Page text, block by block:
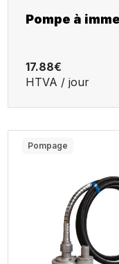
Pompe à
17.88€
HTVA / jour
Pompage